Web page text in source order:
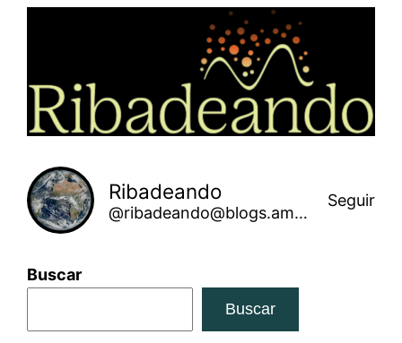
Ribadeando
@ribadeando@blogs.amarinha.gal
Seguir
Buscar
Buscar